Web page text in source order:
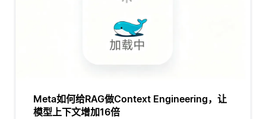
Meta如何给RAG做Context Engineering，让
模型上下文增加16倍